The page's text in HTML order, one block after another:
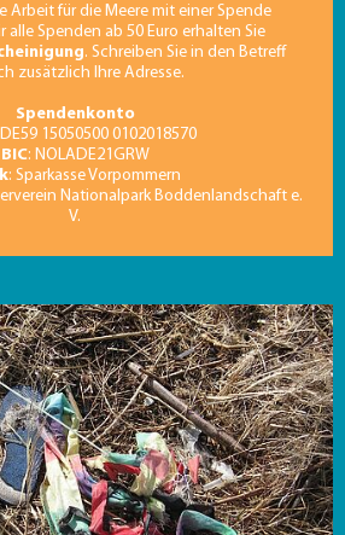
Arbeit für die Meere mit einer Spende
alle Spenden ab 50 Euro erhalten Sie
. Schreiben Sie in den Betreff
zusätzlich Ihre Adresse.
Spendenkonto
DE59 15050500 0102018570
BIC: NOLADE21GRW
: Sparkasse Vorpommern
Nationalpark Boddenlandschaft e.
V.